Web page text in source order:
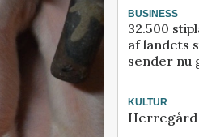
BUSINESS
32.500
af landets
sender nu
KULTUR
Herregård